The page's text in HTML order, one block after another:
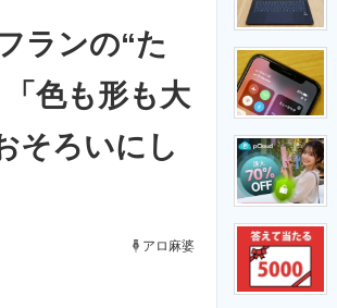
製造業のIT導入・活用を支援
エネルギーの専門メディア
ランの“た
色も形も大
そろいにし
アロ麻婆